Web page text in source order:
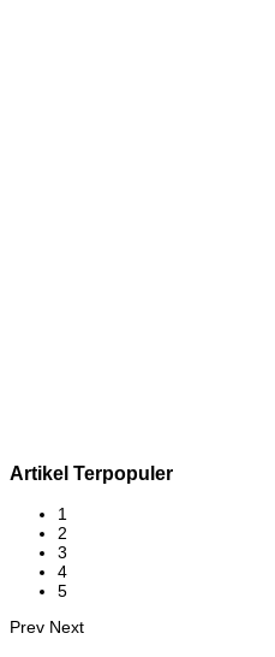
Artikel Terpopuler
1
2
3
4
5
Prev Next